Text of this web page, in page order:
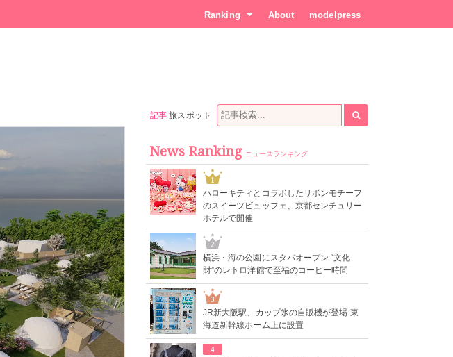
Ranking About modelpress
記事 旅スポット
News Ranking ニュースランキング
1
ハローキティとコラボしたリボンモチーフ
のスイーツビュッフェ、京都センチュリー
ホテルで開催
2
横浜・海の公園にスタバオープン “文化
財”のレトロ洋館で至福のコーヒー時間
3
JR新大阪駅、カップ氷の自販機が登場 東
海道新幹線ホーム上に設置
4